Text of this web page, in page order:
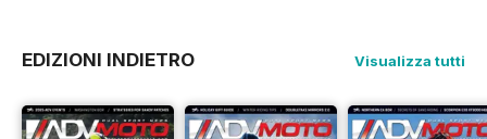
EDIZIONI INDIETRO Visualizza tutti